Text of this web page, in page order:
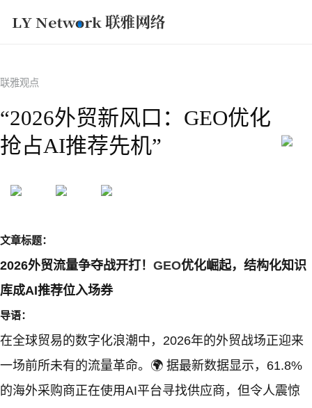
联雅观点
“2026外贸新风口：GEO优化
抢占AI推荐先机”
文章标题：
2026外贸流量争夺战开打！ GEO优化崛起，结构化知识
库成AI推荐位入场券
导语：
在全球贸易的数字化浪潮中，2026年的外贸战场正迎来
一场前所未有的流量革命。🌍 据最新数据显示，61.8%
的海外采购商正在使用AI平台寻找供应商，但令人震惊